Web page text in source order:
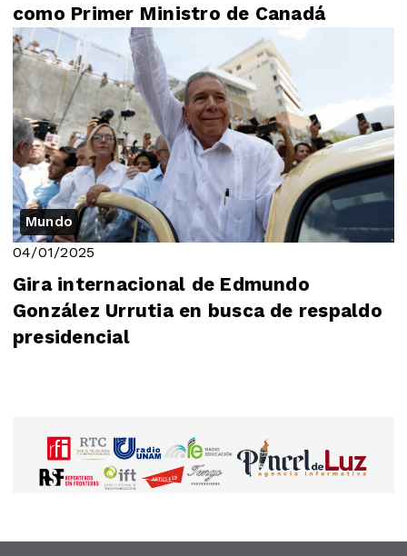
como Primer Ministro de Canadá
Mundo
04/01/2025
Gira internacional de Edmundo
González Urrutia en busca de respaldo
presidencial